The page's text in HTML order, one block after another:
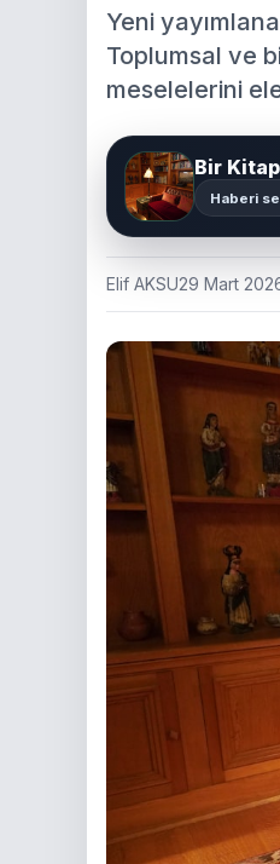
Yeni
Toplumsal ve
meselelerini
Bir
Haberi
Elif AKSU29 Mart